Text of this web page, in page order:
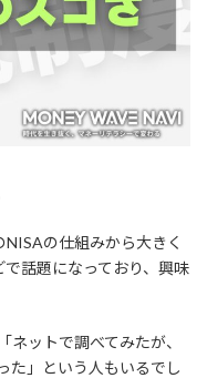
の仕組みから大きく
話題になっており、興味
ットで調べてみたが、
た」という人もいるでし